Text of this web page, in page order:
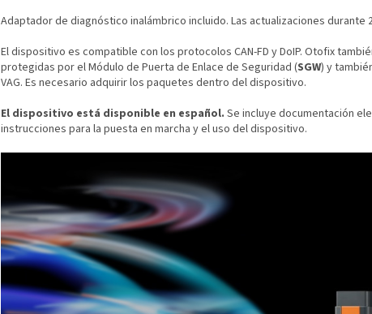
Adaptador de diagnóstico inalámbrico incluido. Las actualizaciones
El dispositivo es compatible con los protocolos CAN-FD y DoIP. Otofix
protegidas por el Módulo de Puerta de Enlace de Seguridad (SGW) y
VAG. Es necesario adquirir los paquetes dentro del dispositivo.
El dispositivo está disponible en español. Se incluye documentación
instrucciones para la puesta en marcha y el uso del dispositivo.